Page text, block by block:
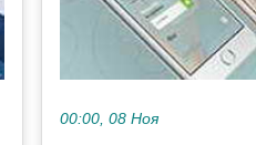
00:00, 08 Ноя